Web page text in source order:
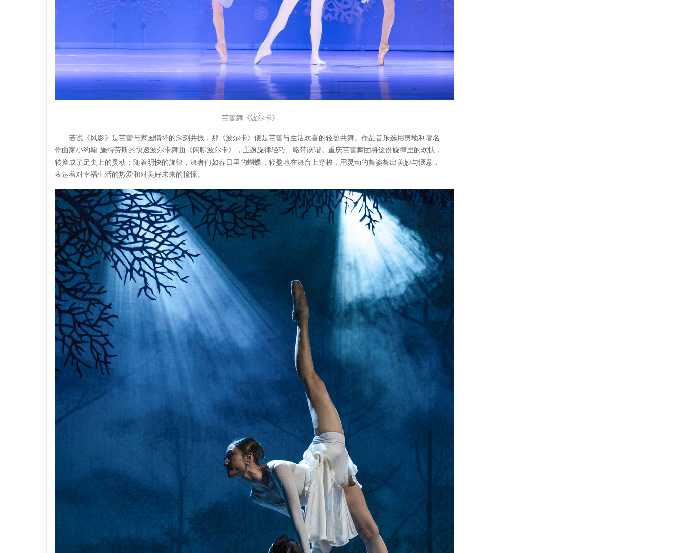
芭蕾舞《波尔卡》
若说《风影》是芭蕾与家国情怀的深刻共振，那《波尔卡》便是芭蕾与生活欢喜的轻盈共舞。作品音乐选用奥地利著名
作曲家小约翰·施特劳斯的快速波尔卡舞曲《闲聊波尔卡》，主题旋律轻巧、略带诙谐。重庆芭蕾舞团将这份旋律里的欢快，
转换成了足尖上的灵动：随着明快的旋律，舞者们如春日里的蝴蝶，轻盈地在舞台上穿梭，用灵动的舞姿舞出美妙与惬意，
表达着对幸福生活的热爱和对美好未来的憧憬。